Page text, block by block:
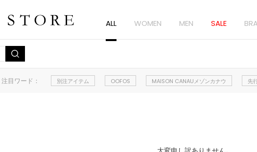
ALL WOMEN MEN SALE
注目ワード： 別注アイテム OOFOS MAISON CANAUメゾンカナウ 先